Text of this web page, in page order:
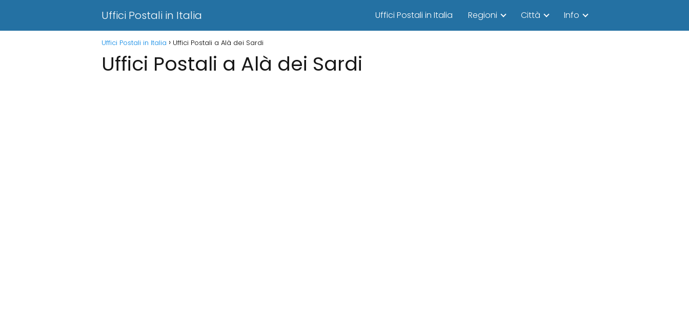
Uffici Postali in Italia Uffici Postali in Italia Regioni Città Info
Uffici Postali in Italia Uffici Postali a Alà dei Sardi
Uffici Postali a Alà dei Sardi